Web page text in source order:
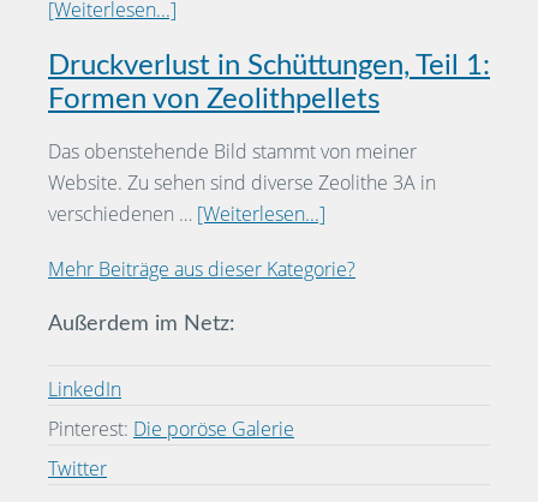
[Weiterlesen...]
Druckverlust in Schüttungen, Teil 1:
Formen von Zeolithpellets
Das obenstehende Bild stammt von meiner
Website. Zu sehen sind diverse Zeolithe 3A in
verschiedenen … [Weiterlesen...]
Mehr Beiträge aus dieser Kategorie?
Außerdem im Netz:
LinkedIn
Pinterest: Die poröse Galerie
Twitter